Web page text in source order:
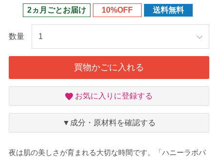
2ヵ月ごとお届け 10%OFF 送料無料
数量
買物かごに入れる
お
入
り
お気に入りに登録する
▼成分・原材料を確認する
夜は肌の美しさが育まれる大切な時間です。「ハニーラボパ